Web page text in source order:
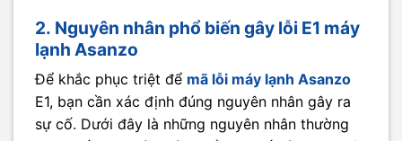
2. Nguyên nhân phổ biến gây lỗi E1 máy
lạnh Asanzo
Để khắc phục triệt để mã lỗi máy lạnh Asanzo
E1, bạn cần xác định đúng nguyên nhân gây ra
sự cố. Dưới đây là những nguyên nhân thường